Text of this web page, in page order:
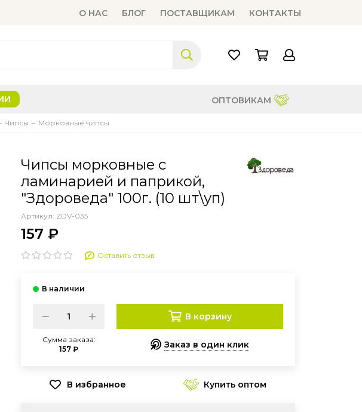
О НАС БЛОГ ПОСТАВЩИКАМ КОНТАКТЫ
ОПТОВИКАМ
Чипсы Морковные чипсы
Чипсы морковные с
ламинарией и паприкой,
"Здороведа" 100г. (10 шт\уп)
Артикул: ZDV-035
157 ₽
Оставить отзыв
Сумма заказа:
157 ₽
В корзину
Заказ в один клик
Купить оптом